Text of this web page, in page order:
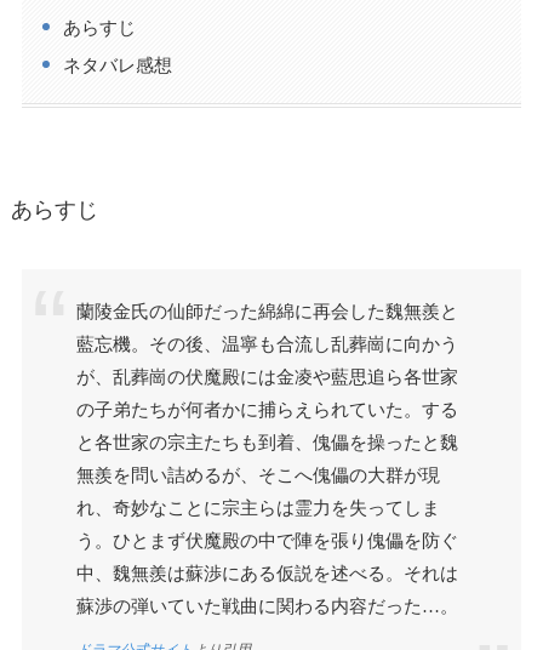
あらすじ
ネタバレ感想
あらすじ
蘭陵金氏の仙師だった綿綿に再会した魏無羨と
藍忘機。その後、温寧も合流し乱葬崗に向かう
が、乱葬崗の伏魔殿には金凌や藍思追ら各世家
の子弟たちが何者かに捕らえられていた。する
と各世家の宗主たちも到着、傀儡を操ったと魏
無羨を問い詰めるが、そこへ傀儡の大群が現
れ、奇妙なことに宗主らは霊力を失ってしま
う。ひとまず伏魔殿の中で陣を張り傀儡を防ぐ
中、魏無羨は蘇渉にある仮説を述べる。それは
蘇渉の弾いていた戦曲に関わる内容だった…。